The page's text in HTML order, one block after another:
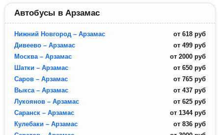
Автобусы в Арзамас
Нижний Новгород – Арзамас от 618 руб
Дивеево – Арзамас
от 499 руб
Москва – Арзамас
от 2000 руб
Шатки – Арзамас
от 650 руб
Саров – Арзамас
от 765 руб
Выкса – Арзамас
от 437 руб
Лукоянов – Арзамас
от 625 руб
Саранск – Арзамас
от 1344 руб
Кулебаки – Арзамас
от 836 руб